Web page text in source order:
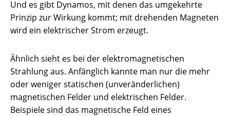
Und es gibt Dynamos, mit denen das umgekehrte
Prinzip zur Wirkung kommt; mit drehenden Magneten
wird ein elektrischer Strom erzeugt.
Ähnlich sieht es bei der elektromagnetischen
Strahlung aus. Anfänglich kannte man nur die mehr
oder weniger statischen (unveränderlichen)
magnetischen Felder und elektrischen Felder.
Beispiele sind das magnetische Feld eines